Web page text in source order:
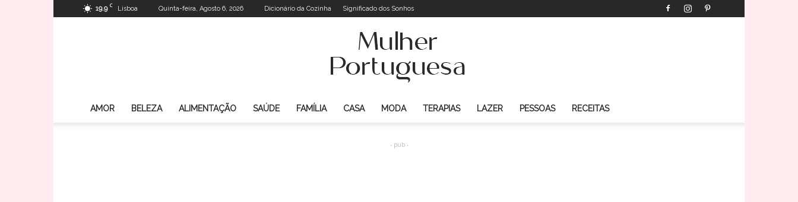
19.9 C Lisboa Quinta-feira, Agosto 6, 2026 Dicionário da Cozinha Significado dos Sonhos
AMOR BELEZA ALIMENTAÇÃO SAÚDE FAMÍLIA CASA MODA TERAPIAS LAZER PESSOAS RECEITAS
- pub -